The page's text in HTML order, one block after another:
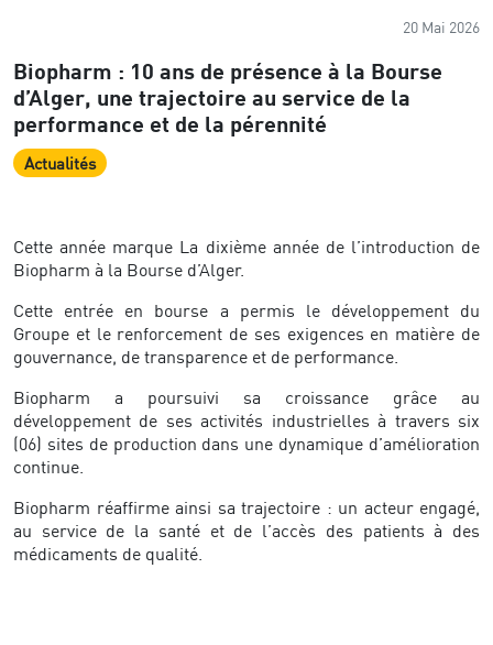
20 Mai 2026
Biopharm : 10 ans de présence à la Bourse
d’Alger, une trajectoire au service de la
performance et de la pérennité
Actualités
Cette année marque La dixième année de l’introduction de
Biopharm à la Bourse d’Alger.
Cette entrée en bourse a permis le développement du
Groupe et le renforcement de ses exigences en matière de
gouvernance, de transparence et de performance.
Biopharm a poursuivi sa croissance grâce au
développement de ses activités industrielles à travers six
(06) sites de production dans une dynamique d’amélioration
continue.
Biopharm réaffirme ainsi sa trajectoire : un acteur engagé,
au service de la santé et de l’accès des patients à des
médicaments de qualité.